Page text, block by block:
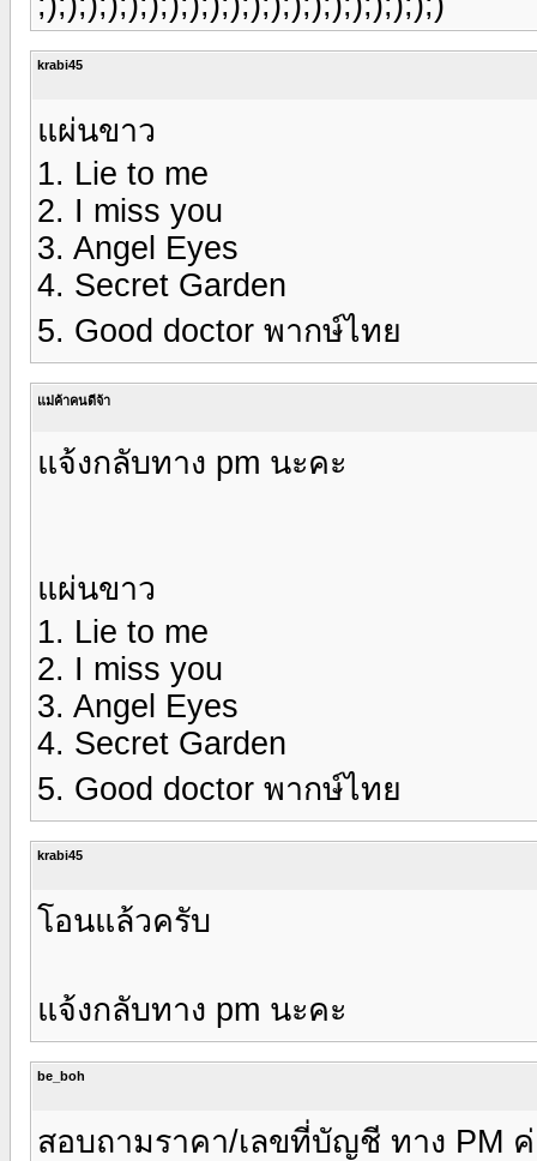
krabi45
แผ่นขาว
1. Lie to me
2. I miss you
3. Angel Eyes
4. Secret Garden
5. Good doctor พากษ์ไทย
แม่ค้าคนดีจ้า
แจ้งกลับทาง pm นะคะ
แผ่นขาว
1. Lie to me
2. I miss you
3. Angel Eyes
4. Secret Garden
5. Good doctor พากษ์ไทย
krabi45
โอนแล้วครับ
แจ้งกลับทาง pm นะคะ
be_boh
สอบถามราคา/เลขที่บัญชี ทาง PM